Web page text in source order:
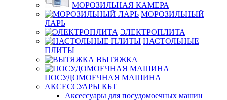
МОРОЗИЛЬНАЯ КАМЕРА
МОРОЗИЛЬНЫЙ
ЛАРЬ
ЭЛЕКТРОПЛИТА
НАСТОЛЬНЫЕ
ПЛИТЫ
ВЫТЯЖКА
ПОСУДОМОЕЧНАЯ МАШИНА
АКСЕССУАРЫ КБТ
Аксессуары для посудомоечных машин